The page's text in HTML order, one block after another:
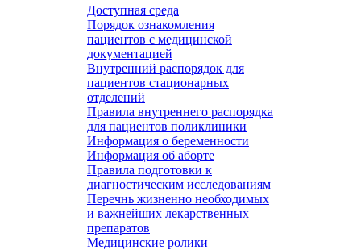
Доступная среда
Порядок ознакомления
пациентов с медицинской
документацией
Внутренний распорядок для
пациентов стационарных
отделений
Правила внутреннего распорядка
для пациентов поликлиники
Информация о беременности
Информация об аборте
Правила подготовки к
диагностическим исследованиям
Перечнь жизненно необходимых
и важнейших лекарственных
препаратов
Медицинские ролики